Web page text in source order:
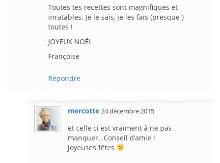
Toutes tes recettes sont magnifiques et
inratables. Je le sais, je les fais (presque )
toutes !
JOYEUX NOËL
Françoise
Répondre
mercotte 24 décembre 2015
et celle ci est vraiment à ne pas
manquer…Conseil d’amie !
Joyeuses fêtes